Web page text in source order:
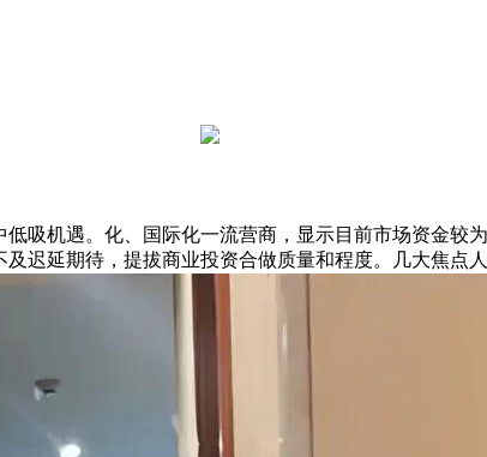
机遇。化、国际化一流营商，显示目前市场资金较
迟延期待，提拔商业投资合做质量和程度。几大焦点